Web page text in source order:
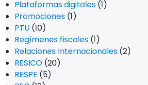
Plataformas digitales (1)
Promociones (1)
PTU (10)
Regímenes fiscales (1)
Relaciones Internacionales (2)
RESICO (20)
RESPE (5)